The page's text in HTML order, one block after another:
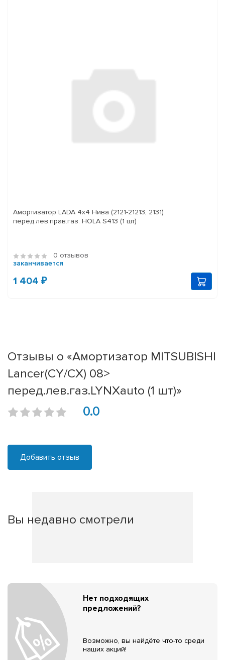
Амортизатор LADA 4x4 Нива (2121-21213, 2131)
перед.лев.прав.газ. HOLA S413 (1 шт)
0 отзывов
заканчивается
1 404 ₽
Отзывы о «Амортизатор MITSUBISHI
Lancer(CY/CX) 08>
перед.лев.газ.LYNXauto (1 шт)»
0.0
Добавить отзыв
Вы недавно смотрели
Нет подходящих
предложений?
Возможно, вы найдёте что-то среди
наших акций!